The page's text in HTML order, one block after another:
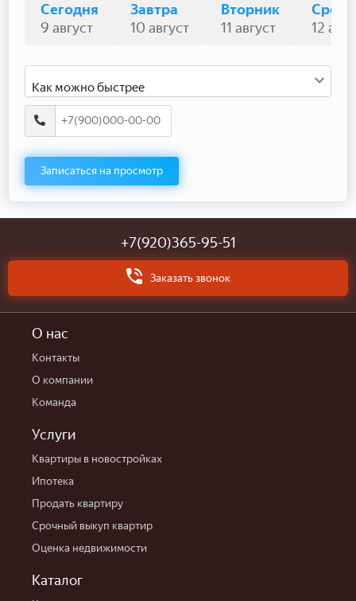
Сегодня
9 август
Завтра
10 август
Вторник
11 август
Среда
12
Как можно быстрее
Записаться на просмотр
+7(920)365-95-51
Заказать звонок
О нас
Контакты
О компании
Команда
Услуги
Квартиры в новостройках
Ипотека
Продать квартиру
Срочный выкуп квартир
Оценка недвижимости
Каталог